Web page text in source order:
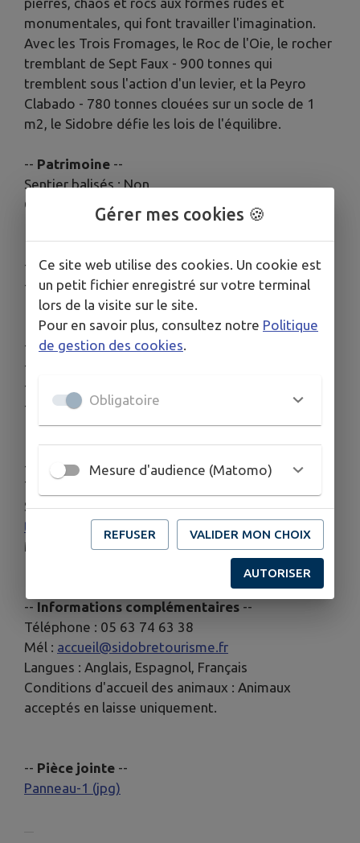
monumentales, qui font travailler l'imagination.
Avec les Trois Fromages, le Roc de l'Oie, le rocher
tremblant de Sept Faux - 900 tonnes qui
tremblent sous l'action d'un levier, et la Peyro
Clabado - 780 tonnes clouées sur un socle de 1
m2, le Sidobre défie les lois de l'équilibre.
-- Patrimoine --
Sentier balisés : Non
Catégories : Curiosité naturelle, Rocher, Forêt
-- Services disponibles--
- Animaux acceptés
-- Équipements disponibles
- Parking
- Parking à proximité
- Parking gratuit
-- Réservation--
Téléphone : 05 63 74 63 38
Site web (URL) :https://www.sidobre-vallees-
tourisme.com/
Mél :
accueil@sidobretourisme.fr
-- Informations complémentaires --
Téléphone : 05 63 74 63 38
Mél : accueil@sidobretourisme.fr
Langues : Anglais, Espagnol, Français
Conditions d'accueil des animaux : Animaux
acceptés en laisse uniquement.
-- Pièce jointe --
Panneau-1 (jpg)
Gérer mes cookies 🍪
Ce site web utilise des cookies. Un cookie est
un petit fichier enregistré sur votre terminal
lors de la visite sur le site.
Pour en savoir plus, consultez notre Politique
de gestion des cookies
Obligatoire
Mesure d'audience (Matomo)
REFUSER VALIDER MON CHOIX
AUTORISER